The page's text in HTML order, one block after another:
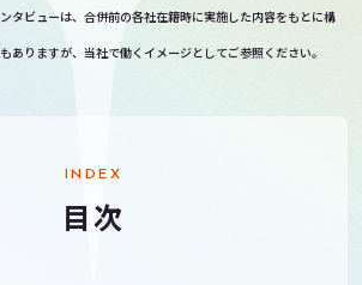
タビューは、合併前の各社在籍時に実施した内容をもとに構
ありますが、当社で働くイメージとしてご参照ください。
INDEX
目次